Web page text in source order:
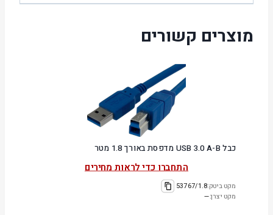
מוצרים קשורים
כבל USB 3.0 A-B מדפסת באורך 1.8 מטר
התחברו כדי לראות מחירים
מקט ביטק:53767/1.8
מקט יצרן:—